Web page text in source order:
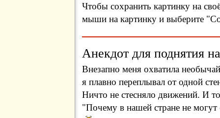
Чтобы сохранить картинку на
мыши на картинку и выберите
Анекдот для поднятия
Внезапно меня охватила
я плавно переплывал от одной
Ничто не стесняло движений. И
"Почему в нашей стране не могут